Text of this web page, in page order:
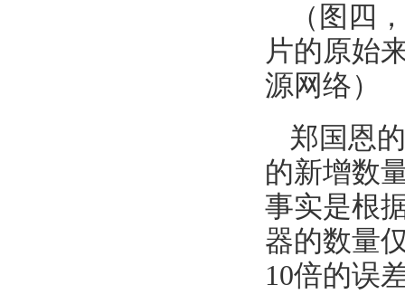
（图四
片的原始
源网络）
郑国恩
的新增数
事实是根
器的数量
10倍的误